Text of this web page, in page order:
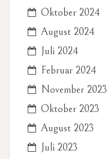
Oktober 2024
August 2024
Juli 2024
Februar 2024
November 2023
Oktober 2023
August 2023
Juli 2023